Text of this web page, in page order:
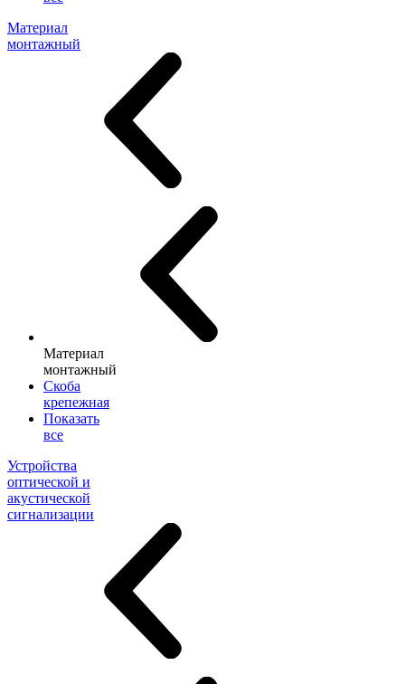
Материал
монтажный
Материал
монтажный
Скоба
крепежная
Показать
все
Устройства
оптической и
акустической
сигнализации